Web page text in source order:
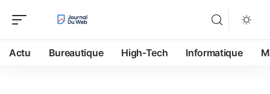
Actu Bureautique High-Tech Informatique